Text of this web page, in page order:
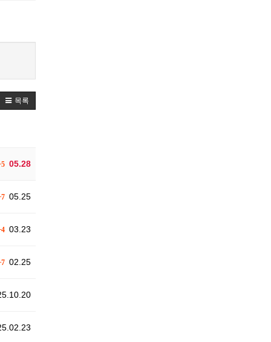
목록
05.28
05.25
03.23
02.25